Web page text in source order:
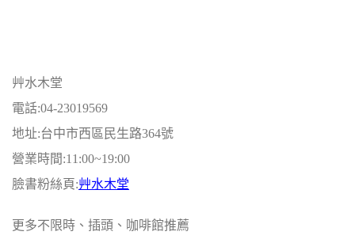
艸水木堂
電話:04-23019569
地址:台中市西區民生路364號
營業時間:11:00~19:00
臉書粉絲頁:艸水木堂
更多不限時、插頭、咖啡館推薦